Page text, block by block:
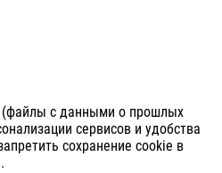
(файлы с данными о прошлых
сервисов и удобства
сохранение cookie в